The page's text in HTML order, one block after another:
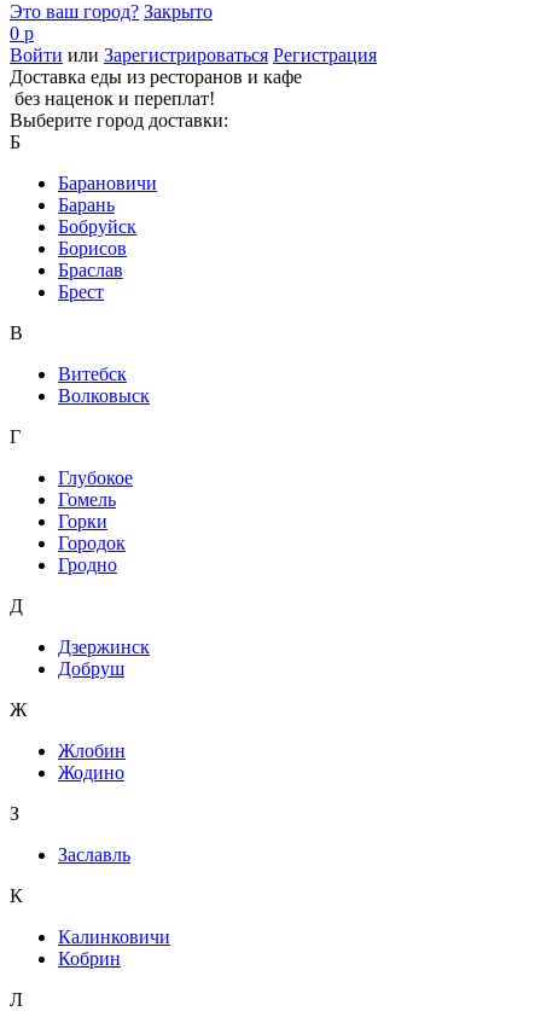
Это ваш город? Закрыто
0 р
Войти или Зарегистрироваться Регистрация
Доставка еды из ресторанов и кафе
без наценок и переплат!
Выберите город доставки:
Б
Барановичи
Барань
Бобруйск
Борисов
Браслав
Брест
В
Витебск
Волковыск
Г
Глубокое
Гомель
Горки
Городок
Гродно
Д
Дзержинск
Добруш
Ж
Жлобин
Жодино
З
Заславль
К
Калинковичи
Кобрин
Л